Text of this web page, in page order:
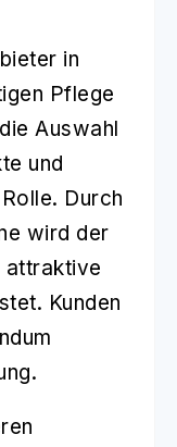
in
Pflege
Auswahl
und
Durch
wird der
attraktive
Kunden